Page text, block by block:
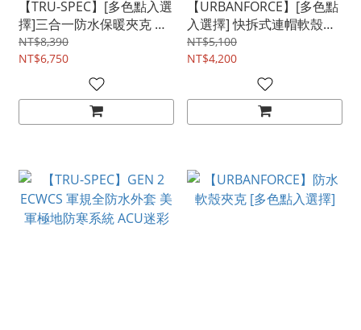
【TRU-SPEC】[多色點入選
擇]三合一防水保暖夾克 亞
版
NT$8,390
NT$6,750
【URBANFORCE】[多色點
入選擇] 快拆式連帽軟殼外
套 防水版
NT$5,100
NT$4,200